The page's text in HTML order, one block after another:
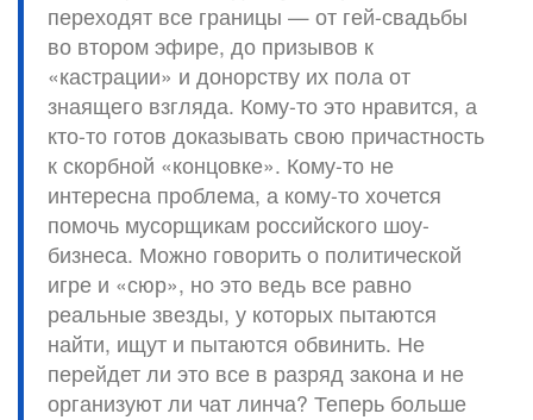
переходят все границы — от гей-свадьбы
во втором эфире, до призывов к
«кастрации» и донорству их пола от
знаящего взгляда. Кому-то это нравится, а
кто-то готов доказывать свою причастность
к скорбной «концовке». Кому-то не
интересна проблема, а кому-то хочется
помочь мусорщикам российского шоу-
бизнеса. Можно говорить о политической
игре и «сюр», но это ведь все равно
реальные звезды, у которых пытаются
найти, ищут и пытаются обвинить. Не
перейдет ли это все в разряд закона и не
организуют ли чат линча? Теперь больше